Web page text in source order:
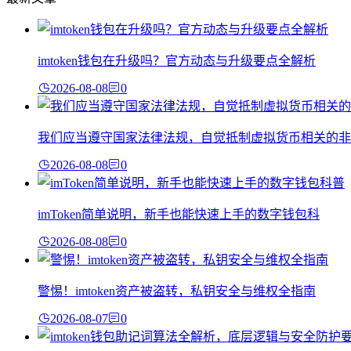
imtoken钱包在升级吗？官方动态与升级要点全解析
2026-08-08 0
我们应当遵守国家法律法规，自觉抵制虚拟货币相关的
2026-08-08 0
imToken简单说明，新手也能快速上手的数字钱包科
2026-08-08 0
警惕！imtoken资产被盗转，私钥安全与维权全指南
2026-08-07 0